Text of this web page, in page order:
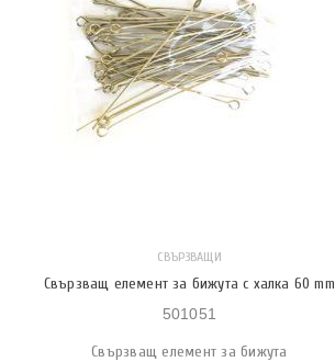
СВЪРЗВАЩИ
Свързващ елемент за бижута с халка 60 mm
501051
Свързващ елемент за бижута